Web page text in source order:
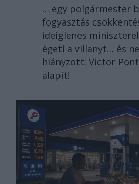
… egy polgármester
fogyasztás
ideiglenes
égeti a villanyt… és
hiányzott: Victor
alapít!